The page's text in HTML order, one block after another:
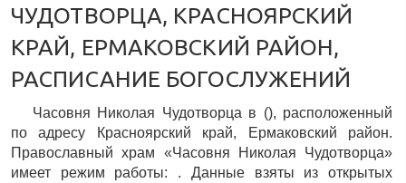
ЧУДОТВОРЦА, КРАСНОЯРСКИЙ
КРАЙ, ЕРМАКОВСКИЙ РАЙОН,
РАСПИСАНИЕ БОГОСЛУЖЕНИЙ
Часовня Николая Чудотворца в (), расположенный
по адресу Красноярский край, Ермаковский район.
Православный храм «Часовня Николая Чудотворца»
имеет режим работы: . Данные взяты из открытых